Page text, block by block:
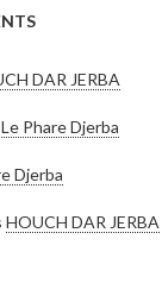
DAR JERBA
Phare Djerba
Djerba
HOUCH DAR JERBA